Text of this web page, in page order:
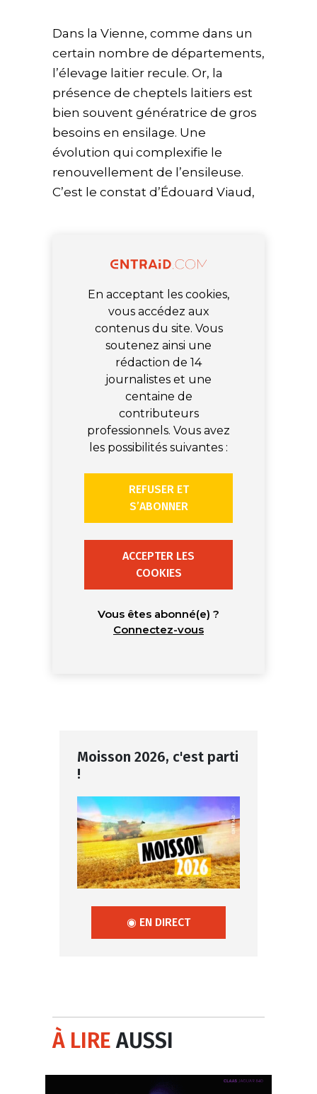
Dans la Vienne, comme dans un
certain nombre de départements,
l’élevage laitier recule. Or, la
présence de cheptels laitiers est
bien souvent génératrice de gros
besoins en ensilage. Une
évolution qui complexifie le
renouvellement de l’ensileuse.
C’est le constat d’Édouard Viaud,
En acceptant les cookies,
vous accédez aux
contenus du site. Vous
soutenez ainsi une
rédaction de 14
journalistes et une
centaine de
contributeurs
professionnels. Vous avez
les possibilités suivantes :
REFUSER ET
S’ABONNER
ACCEPTER LES
COOKIES
Vous êtes abonné(e) ?
Connectez-vous
Moisson 2026, c'est parti
!
◉ EN DIRECT
À LIREAUSSI